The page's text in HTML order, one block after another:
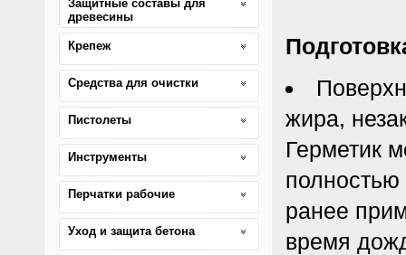
жира,
Герметик
полностью
ранее
время
Защитные составы для
древесины
Крепеж
Средства для очистки
Пистолеты
Инструменты
Перчатки рабочие
Уход и защита бетона